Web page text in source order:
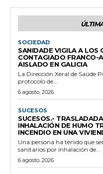
SOCIEDAD
SANIDADE VIGILA A LOS
CONTAGIADO FRANCO-
AISLADO EN GALICIA
La Dirección Xeral de Saúde
protocolo de...
6 agosto, 2026
SUCESOS
SUCESOS.-
INHALACIÓN DE HUMO
INCENDIO EN UNA
Una persona ha tenido que
sanitarios por inhalación de...
6 agosto, 2026